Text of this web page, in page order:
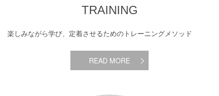
TRAINING
楽しみながら学び、定着させるためのトレーニングメソッド
READ MORE